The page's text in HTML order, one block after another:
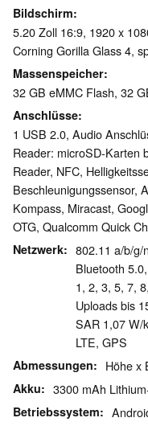
Bildschirm
5.20 Zoll 16:9, 1920 x
Corning Gorilla Glass 4,
Massenspeicher
32 GB eMMC Flash, 32
Anschlüsse
1 USB 2.0, Audio
Reader: microSD-Karten
Reader, NFC,
Beschleunigungssensor,
Kompass, Miracast,
OTG, Qualcomm Quick
Netzwerk
802.11 a/b/g/
Bluetooth
1, 2, 3, 5, 7,
Uploads bis
SAR 1,07 W/
LTE, GPS
Abmessungen Höhe x
Akku 3300 mAh
Betriebssystem